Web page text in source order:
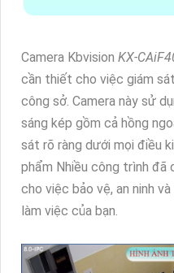
Camera Kbvision KX-
cần thiết cho việc giám
công sở. Camera này sử
sáng kép gồm cả hồng
sát rõ ràng dưới mọi điều
phẩm Nhiều công trình đã
cho việc bảo vệ, an ninh
làm việc của bạn.